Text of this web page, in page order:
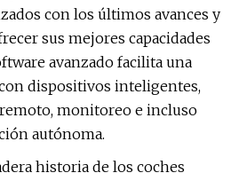
con los últimos avances y
sus mejores capacidades
avanzado facilita una
dispositivos inteligentes,
monitoreo e incluso
autónoma.
historia de los coches